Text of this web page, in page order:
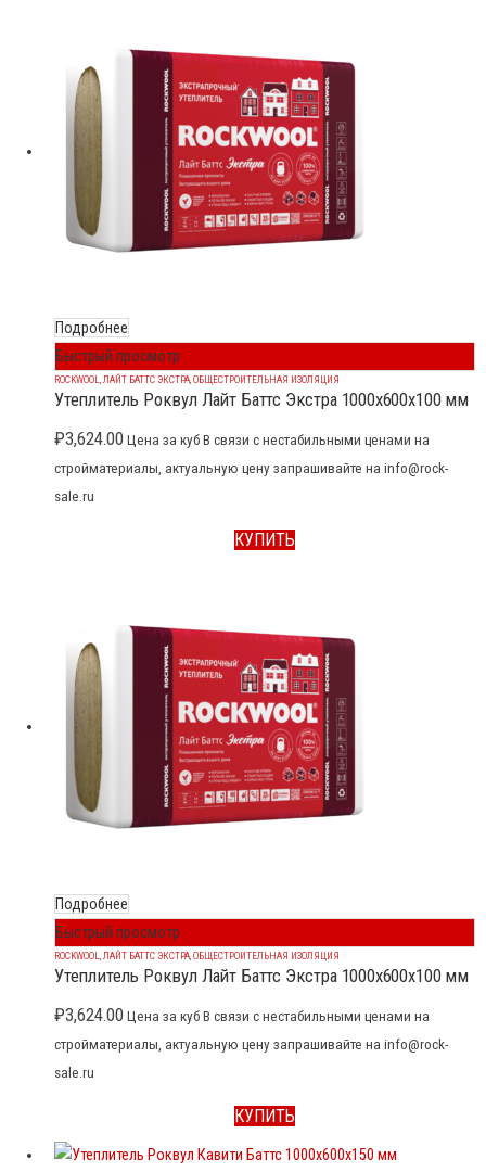
Подробнее
Быстрый просмотр
ROCKWOOL ЛАЙТ БАТТС ЭКСТРА ОБЩЕСТРОИТЕЛЬНАЯ ИЗОЛЯЦИЯ
Утеплитель Роквул Лайт Баттс Экстра 1000x600x100 мм
₽3,624.00 Цена за куб В связи с нестабильными ценами на
стройматериалы, актуальную цену запрашивайте на info@rock-
sale.ru
КУПИТЬ
Подробнее
Быстрый просмотр
ROCKWOOL ЛАЙТ БАТТС ЭКСТРА ОБЩЕСТРОИТЕЛЬНАЯ ИЗОЛЯЦИЯ
Утеплитель Роквул Лайт Баттс Экстра 1000x600x100 мм
₽3,624.00 Цена за куб В связи с нестабильными ценами на
стройматериалы, актуальную цену запрашивайте на info@rock-
sale.ru
КУПИТЬ